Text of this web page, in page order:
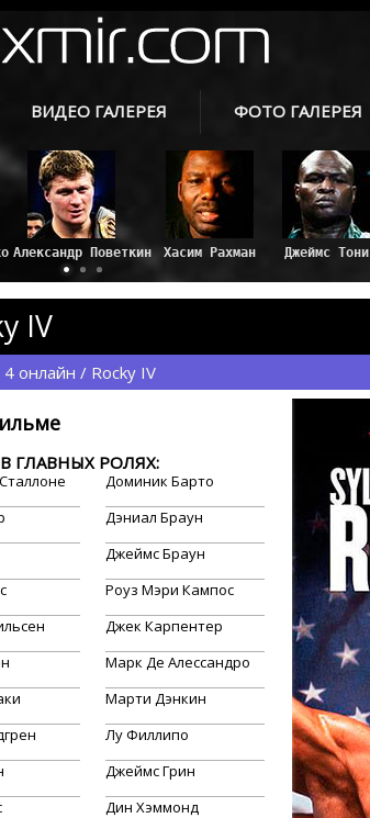
ВИДЕО ГАЛЕРЕЯ ФОТО ГАЛЕРЕЯ
Хасим Рахман
Джеймс Тони
IV
онлайн / Rocky IV
В ГЛАВНЫХ РОЛЯХ:
Доминик Барто
Дэниал Браун
Джеймс Браун
Роуз Мэри Кампос
Джек Карпентер
Марк Де Алессандро
Марти Дэнкин
Лу Филлипо
Джеймс Грин
Дин Хэммонд